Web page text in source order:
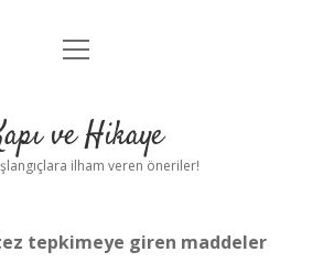
Anasayfa
Yasal Uyarı
menüyü
ve Hikaye
ilham veren öneriler!
tepkimeye giren maddeler